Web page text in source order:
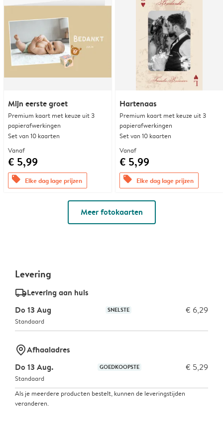
Mijn eerste groet
Premium kaart met keuze uit 3
papierafwerkingen
Set van 10 kaarten
Vanaf
€ 5,99
offers Elke dag lage prijzen
Hartenaas
Premium kaart met keuze uit 3
papierafwerkingen
Set van 10 kaarten
Vanaf
€ 5,99
offers Elke dag lage prijzen
Meer fotokaarten
Levering
delivery_standard_v2Levering aan huis
Do 13 Aug
SNELSTE € 6,29
Standaard
marker-pinAfhaaladres
Do 13 Aug.
GOEDKOOPSTE € 5,29
Standaard
Als je meerdere producten bestelt, kunnen de leveringstijden
veranderen.